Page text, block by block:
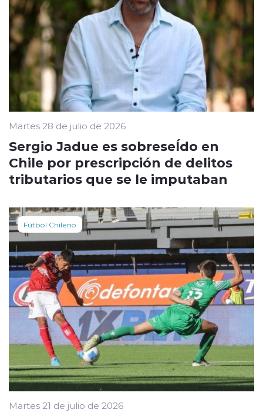
Martes 28 de julio de 2026
Sergio Jadue es sobreseÍdo en
Chile por prescripción de delitos
tributarios que se le imputaban
Fútbol Chileno
Martes 21 de julio de 2026